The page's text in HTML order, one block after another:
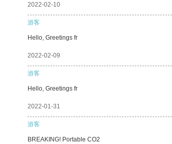
2022-02-10
游客
Hello, Greetings fr
2022-02-09
游客
Hello, Greetings fr
2022-01-31
游客
BREAKING! Portable CO2